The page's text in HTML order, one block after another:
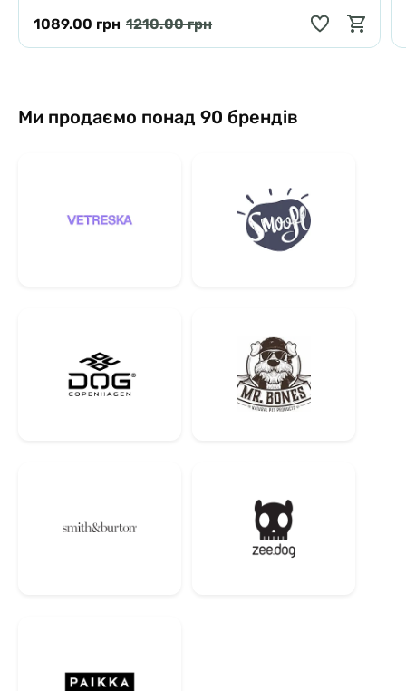
1089.00 грн 1210.00 грн
Ми продаємо понад 90 брендів